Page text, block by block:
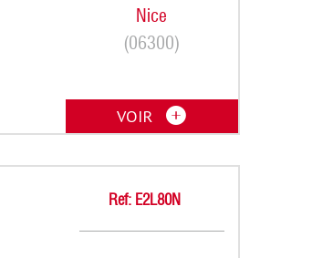
Nice
(06300)
VOIR
Ref: E2L80N